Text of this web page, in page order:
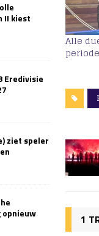
Alle
1
II kiest
Eredivisie
ziet speler
opnieuw